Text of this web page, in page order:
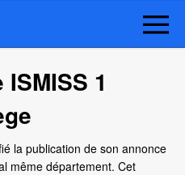
1
la publication de son annonce
même département. Cet